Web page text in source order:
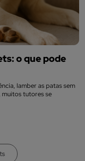
o que pode
lamber as patas sem
muitos tutores se